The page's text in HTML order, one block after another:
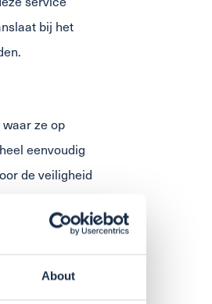
About
bij het
ze op
eenvoudig
de veiligheid
zal de auto